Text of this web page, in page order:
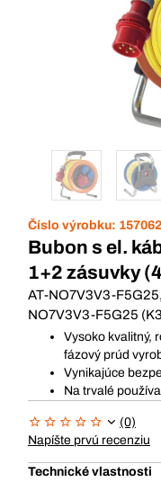
Číslo výrobku: 157062
Bubon s el.
1+2 zásuvky
AT-NO7V3V3-
NO7V3V3-F5G25
Vysoko kvalitný,
fázový prúd
Vynikajúce
Na trvalé
(0)
Napíšte prvú recenziu
Technické vlastnosti